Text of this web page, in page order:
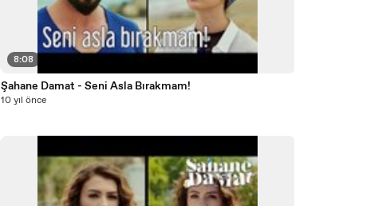
8:08
Şahane Damat - Seni Asla Bırakmam!
10 yıl önce